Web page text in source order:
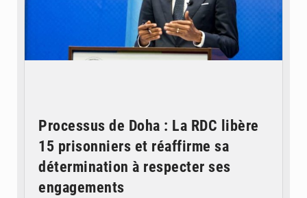
Processus de Doha : La RDC libère
15 prisonniers et réaffirme sa
détermination à respecter ses
engagements